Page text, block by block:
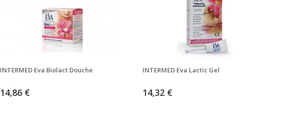
INTERMED Eva Biolact Douche
14,86 €
INTERMED Eva Lactic Gel
14,32 €